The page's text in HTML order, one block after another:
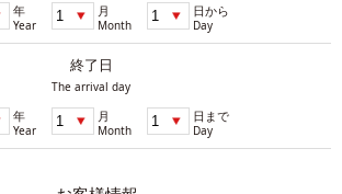
年
Year
月
Month
日から
Day
終了日
The arrival day
年
Year
月
Month
日まで
Day